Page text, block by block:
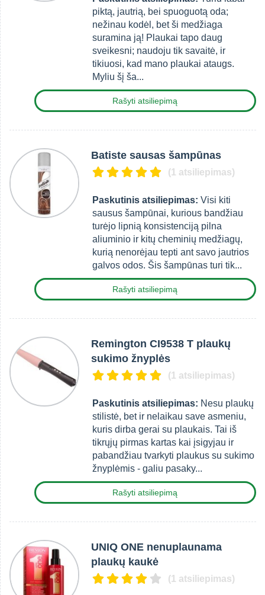
piktą, jautrią, bei spuoguotą oda;
nežinau kodėl, bet ši medžiaga
suramina ją! Plaukai tapo daug
sveikesni; naudoju tik savaitė, ir
tikiuosi, kad mano plaukai ataugs.
Myliu šį ša...
Rašyti atsiliepimą
Batiste sausas šampūnas
(1 atsiliepimas)
Paskutinis atsiliepimas: Visi kiti
sausus šampūnai, kurious bandžiau
turėjo lipnią konsistenciją pilna
aliuminio ir kitų cheminių medžiagų,
kurią nenorėjau tepti ant savo jautrios
galvos odos. Šis šampūnas turi tik...
Rašyti atsiliepimą
Remington CI9538 T plaukų
sukimo žnyplės
(1 atsiliepimas)
Paskutinis atsiliepimas: Nesu plaukų
stilistė, bet ir nelaikau save asmeniu,
kuris dirba gerai su plaukais. Tai iš
tikrųjų pirmas kartas kai įsigyjau ir
pabandžiau tvarkyti plaukus su sukimo
žnyplėmis - galiu pasaky...
Rašyti atsiliepimą
UNIQ ONE nenuplaunama
plaukų kaukė
(1 atsiliepimas)